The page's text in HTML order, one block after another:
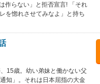
作らない」と拒否宣言! 「それ
を惚れさせてみなよ」と持ち
15歳。幼い弟妹と働かない父
知」。それは日本屈指の大金